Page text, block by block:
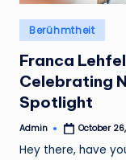
Posted
in
Berühmtheit
Franca
Celebrating
Spotlight
Posted
Admin October
Hey there, have